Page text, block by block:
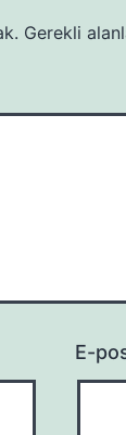
Gerekli
E-